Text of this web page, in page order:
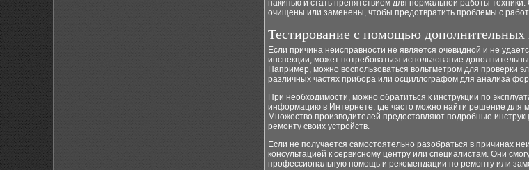
накипью и стать препятствием для нормальной работы
очищены или заменены, чтобы предотвратить проблемы с
Тестирование с помощью дополнительных
Если причина неисправности не является очевидной и не
инспекции, может потребоваться использование
Например, можно воспользоваться вольтметром для проверки
различных частях прибора или осциллографом для анализа
При необходимости, можно обратиться к инструкции по
информацию в Интернете, где часто можно найти решение для
Множество производителей предоставляют подробные
ремонту своих устройств.
Если не получается самостоятельно разобраться в причинах
консультацией к сервисному центру или специалистам. Они
профессиональную помощь и рекомендации по ремонту или